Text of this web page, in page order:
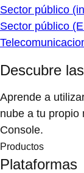
Sector público
Sector público
Descubre
Aprende a
nube a tu propio
Console.
Productos
Plataformas